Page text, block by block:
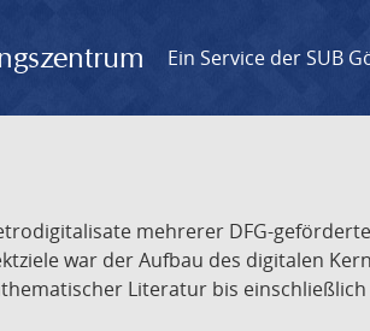
Ein Service der SUB
mehrerer DFG-
war der Aufbau des digitalen
Literatur bis